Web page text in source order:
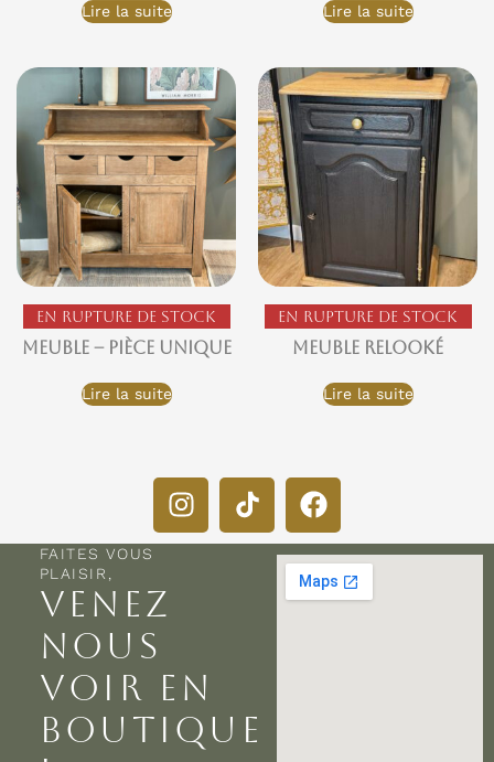
Lire la suite Lire la suite
En rupture de stock
Meuble – Pièce Unique
Lire la suite
En rupture de stock
Meuble relooké
Lire la suite
FAITES VOUS
PLAISIR,
VENEZ
NOUS
VOIR EN
BOUTIQUE